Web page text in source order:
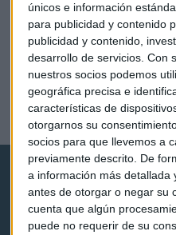
únicos e información
para publicidad y contenido
publicidad y contenido,
desarrollo de servicios. Con
nuestros socios podemos
geográfica precisa e
características de
otorgarnos su
socios para que llevemos a
previamente descrito. De
a información más detallada
antes de otorgar o negar su
cuenta que algún
puede no requerir de su
EMPRESAS
Una app para abrir el